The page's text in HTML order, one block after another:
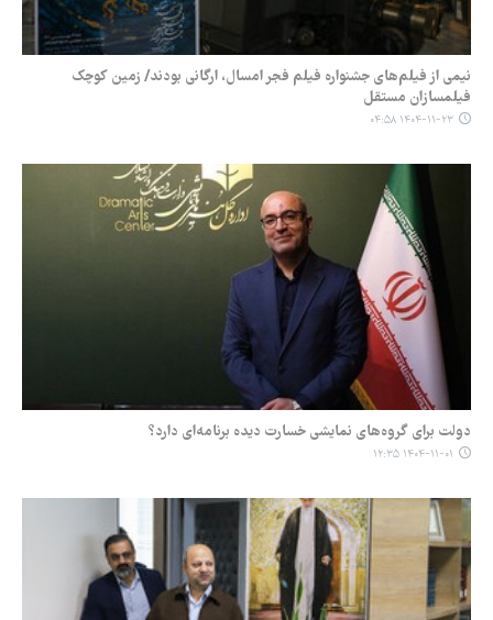
نیمی از فیلم‌های جشنواره فیلم فجر امسال، ارگانی بودند/ زمین کوچک
فیلمسازان مستقل
۱۴۰۴-۱۱-۲۳ ۰۴:۵۸
دولت برای گروه‌های نمایشی خسارت دیده برنامه‌ای دارد؟
۱۴۰۴-۱۱-۰۱ ۱۲:۳۵